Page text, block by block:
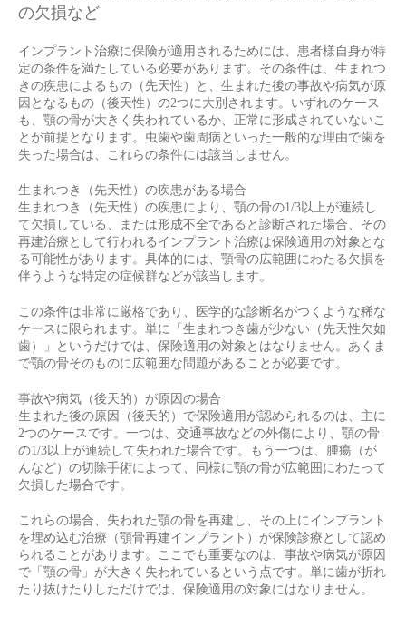
の欠損など
インプラント治療に保険が適用されるためには、患者様自身が特
定の条件を満たしている必要があります。その条件は、生まれつ
きの疾患によるもの（先天性）と、生まれた後の事故や病気が原
因となるもの（後天性）の2つに大別されます。いずれのケース
も、顎の骨が大きく失われているか、正常に形成されていないこ
とが前提となります。虫歯や歯周病といった一般的な理由で歯を
失った場合は、これらの条件には該当しません。
生まれつき（先天性）の疾患がある場合
生まれつき（先天性）の疾患により、顎の骨の1/3以上が連続し
て欠損している、または形成不全であると診断された場合、その
再建治療として行われるインプラント治療は保険適用の対象とな
る可能性があります。具体的には、顎骨の広範囲にわたる欠損を
伴うような特定の症候群などが該当します。
この条件は非常に厳格であり、医学的な診断名がつくような稀な
ケースに限られます。単に「生まれつき歯が少ない（先天性欠如
歯）」というだけでは、保険適用の対象とはなりません。あくま
で顎の骨そのものに広範囲な問題があることが必要です。
事故や病気（後天的）が原因の場合
生まれた後の原因（後天的）で保険適用が認められるのは、主に
2つのケースです。一つは、交通事故などの外傷により、顎の骨
の1/3以上が連続して失われた場合です。もう一つは、腫瘍（が
んなど）の切除手術によって、同様に顎の骨が広範囲にわたって
欠損した場合です。
これらの場合、失われた顎の骨を再建し、その上にインプラント
を埋め込む治療（顎骨再建インプラント）が保険診療として認め
られることがあります。ここでも重要なのは、事故や病気が原因
で「顎の骨」が大きく失われているという点です。単に歯が折れ
たり抜けたりしただけでは、保険適用の対象にはなりません。